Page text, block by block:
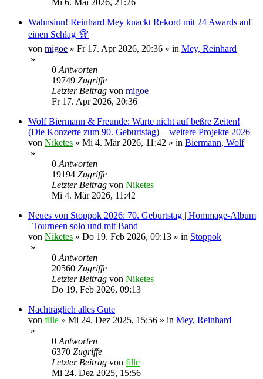
Mi 6. Mai 2026, 21:26
Wahnsinn! Reinhard Mey knackt Rekord mit 24 Awards auf
einen Schlag 🏆
von migoe » Fr 17. Apr 2026, 20:36 » in Mey, Reinhard
»
0Antworten
19749 Zugriffe
Letzter Beitrag von migoe
Fr 17. Apr 2026, 20:36
Wolf Biermann & Freunde: Warte nicht auf beßre Zeiten!
(Die Konzerte zum 90. Geburtstag) + weitere Projekte 2026
von Niketes » Mi 4. Mär 2026, 11:42 » in Biermann, Wolf
»
0Antworten
19194 Zugriffe
Letzter Beitrag von Niketes
Mi 4. Mär 2026, 11:42
Neues von Stoppok 2026: 70. Geburtstag | Hommage-Album
| Tourneen solo und mit Band
von Niketes » Do 19. Feb 2026, 09:13 » in Stoppok
»
0Antworten
20560 Zugriffe
Letzter Beitrag von Niketes
Do 19. Feb 2026, 09:13
Nachträglich alles Gute
von fille » Mi 24. Dez 2025, 15:56 » in Mey, Reinhard
»
0Antworten
6370 Zugriffe
Letzter Beitrag von fille
Mi 24. Dez 2025, 15:56